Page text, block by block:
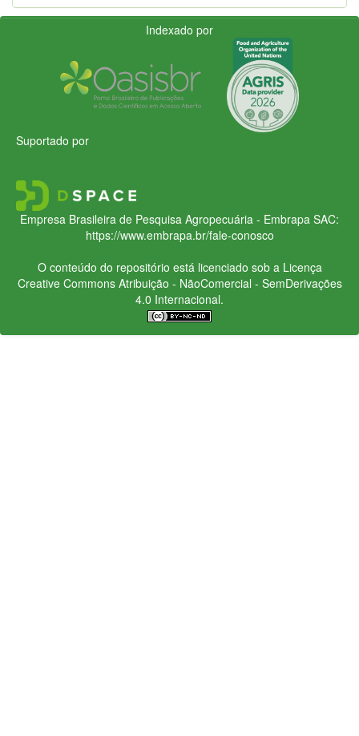
Indexado por
Suportado por
Empresa Brasileira de Pesquisa Agropecuária - Embrapa SAC:
https://www.embrapa.br/fale-conosco
O conteúdo do repositório está licenciado sob a Licença
Creative CommonsAtribuição - NãoComercial - SemDerivações
4.0 Internacional.